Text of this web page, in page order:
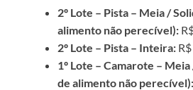
2º Lote – Pista – Meia /
alimento não perecível):
2º Lote – Pista – Inteira:
1º Lote – Camarote –
de alimento não perecível):